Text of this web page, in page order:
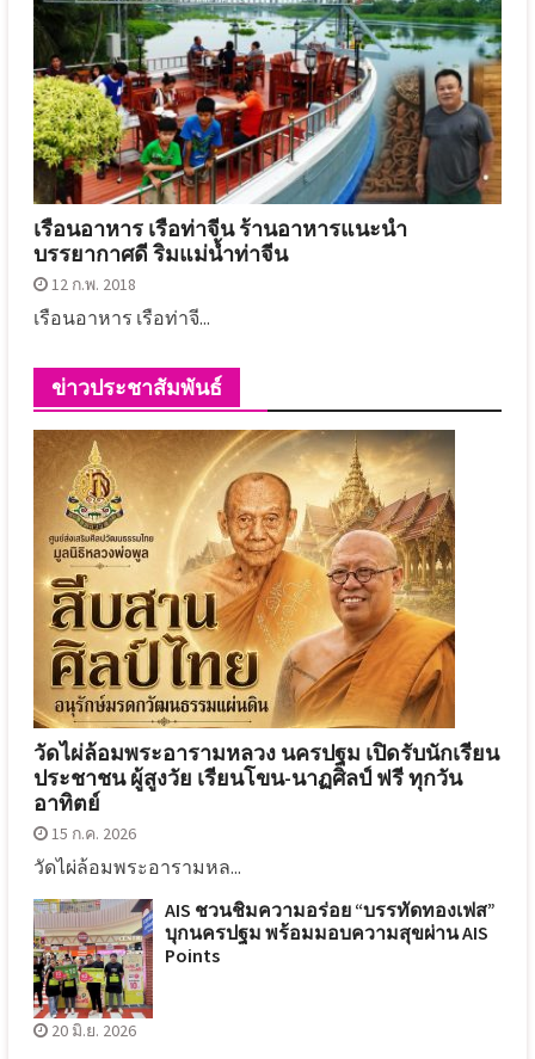
เรือนอาหาร เรือท่าจีน ร้านอาหารแนะนำ
บรรยากาศดี ริมแม่น้ำท่าจีน
12 ก.พ. 2018
เรือนอาหาร เรือท่าจี...
ข่าวประชาสัมพันธ์
วัดไผ่ล้อมพระอารามหลวง นครปฐม เปิดรับนักเรียน
ประชาชน ผู้สูงวัย เรียนโขน-นาฏศิลป์ ฟรี ทุกวัน
อาทิตย์
15 ก.ค. 2026
วัดไผ่ล้อมพระอารามหล...
AIS ชวนชิมความอร่อย “บรรทัดทองเฟส”
บุกนครปฐม พร้อมมอบความสุขผ่าน AIS
Points
20 มิ.ย. 2026